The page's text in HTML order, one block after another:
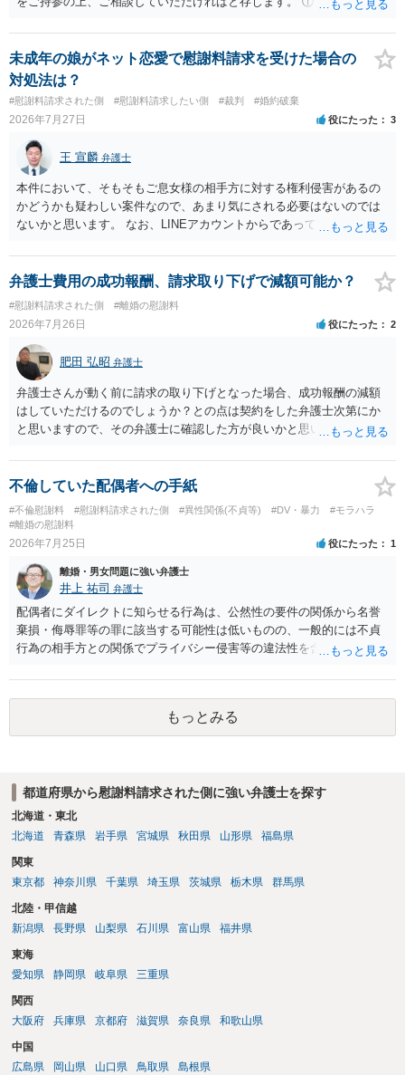
できるかはよくお考え下さい。 ３ 質問③ 違約金を５０万円とす
る旨の交渉をすることが妥当かどうかという基準はありません。
公序良俗に反するような金額では、その条項自体が無効になり得ます
が、 ２００万円でも、５０万円でも、公序良俗に反するほど高額
とはいえないと考えますので、 結局は、妥当かどうかというより
も、ご自身が納得できるかどうかという基準でお考えいただくといい
と思います。 そのうえで、合意できるかは、相手も納得できるか
否かにかかってはきますが。 ４ 質問④ ご記載の内容からは判断
できないのですが、 清算条項を記載しないで合意することはリス
クがありますので、むしろ、原則としては、清算条項を記載するべき
であるとお考えいただくといいです。 ご質問に対する回答は以上で
すが、可能であれば、ご依頼になるかは別として、お近くの弁護士に
直接相談されて、 今後の対応についてアドバイス等を求めることを
される可能性はあるのか ⇒LINEを含む１００万円の貸付に至るまでの
やり取り等の経緯、誓約書の内容等を踏まえて、関係を清算するため
の 金銭であったと評価される可能性はあると考えます。 ② 「今後一
切関与しないなら100万円振り込む」というLINEや誓約書は、裁判上
どの程度証拠価値があるのか ⇒前後のやり取りや誓約書の具体的内容
を見ない限り、具体的な判断はできませんが、一定の証拠価値はある
と考えます。 ③ 借用書があっても、後から100万円を貸付扱いに変更
することは認められるのか。 ⇒おそらく１００万円は不当利得（受け
取る正当な権利がないのに利益を取得した）として返還請求されてい
るものかと推察しますので、 貸金返還ではないかと存じます。 ④ 私
は現在、収入も不安定で貯金もなくリボ払い借金が既に約100万あり。
今年に再婚したが主人はお金に厳しい為、一括で220万円を支払う事は
困難 仮に裁判で敗訴した場合でも、分割払いになる可能性はあります
か。 ⇒判決となり敗訴してしまった場合は、強制執行により不動産等
の財産を差し押さえられ、そこから債権回収が図られることになりま
すが、 和解であれば柔軟な解決が可能ですので、その場合は分割払
いにより支払うことも十分可能です。 ⑤ このような事情であれば、私
は120万円のみ和解交渉を続けるべきでしょうか。 ⇒ご相談者様の認
識を前提にすれば、１００万円も含めて返済する必要はないと考えら
れるため、 120万円のみについて交渉を続けることがベターかと存じ
ます。
未成年の娘がネット恋愛で慰謝料請求を受けた場合の
対処法は？
#慰謝料請求された側 #慰謝料請求したい側 #裁判 #婚約破棄
2026年7月27日 役にたった 3
王 宣麟 弁護士
本件において、そもそもご息女様の相手方に対する権利侵害があるの
かどうかも疑わしい案件なので、あまり気にされる必要はないのでは
ないかと思います。 なお、LINEアカウントからであっても、そこに紐
るパターンはありえるものの、本件のような精神的損害が発生したと
明確にいえないような案件において開示がなされる可能性も低いので
弁護士費用の成功報酬、請求取り下げで減額可能か？
#慰謝料請求された側 #離婚の慰謝料
2026年7月26日 役にたった 2
肥田 弘昭 弁護士
弁護士さんが動く前に請求の取り下げとなった場合、成功報酬の減額
はしていただけるのでしょうか？との点は契約をした弁護士次第にか
と思いますので、その弁護士に確認した方が良いかと思います。ご参
不倫していた配偶者への手紙
#不倫慰謝料 #慰謝料請求された側 #異性関係(不貞等) #DV・暴力
#モラハラ
#離婚の慰謝料
2026年7月25日 役にたった 1
離婚・男女問題に強い弁護士
井上 祐司 弁護士
配偶者にダイレクトに知らせる行為は、公然性の要件の関係から名誉
棄損・侮辱罪等の罪に該当する可能性は低いものの、一般的には不貞
行為の相手方との関係でプライバシー侵害等の違法性を含む行為で
ため、弁護士としては推奨しないことが一般的かと思います。
もっとみる
都道府県から慰謝料請求された側に強い弁護士を探す
北海道・東北
北海道
青森県 岩手県 宮城県 秋田県 山形県 福島県
関東
東京都
神奈川県 千葉県 埼玉県 茨城県 栃木県 群馬県
北陸・甲信越
新潟県
長野県 山梨県 石川県 富山県 福井県
東海
愛知県
静岡県 岐阜県 三重県
関西
大阪府
兵庫県 京都府 滋賀県 奈良県 和歌山県
中国
広島県
岡山県 山口県 鳥取県 島根県